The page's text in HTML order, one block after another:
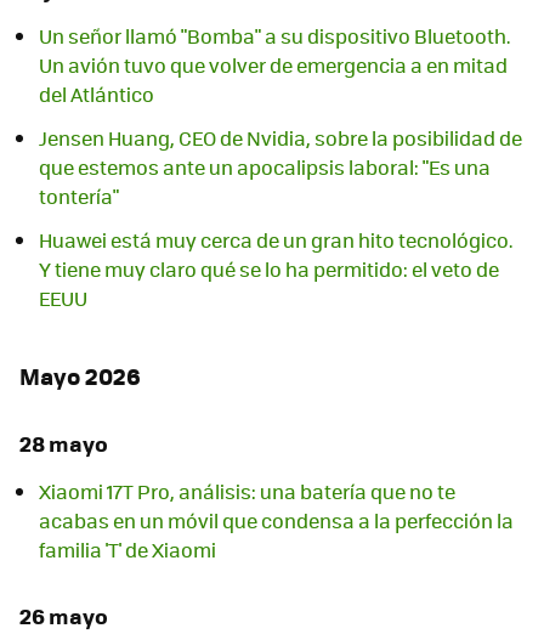
Un señor llamó "Bomba" a su dispositivo Bluetooth.
Un avión tuvo que volver de emergencia a en mitad
del Atlántico
Jensen Huang, CEO de Nvidia, sobre la posibilidad de
que estemos ante un apocalipsis laboral: "Es una
tontería"
Huawei está muy cerca de un gran hito tecnológico.
Y tiene muy claro qué se lo ha permitido: el veto de
EEUU
Mayo 2026
28 mayo
Xiaomi 17T Pro, análisis: una batería que no te
acabas en un móvil que condensa a la perfección la
familia 'T' de Xiaomi
26 mayo